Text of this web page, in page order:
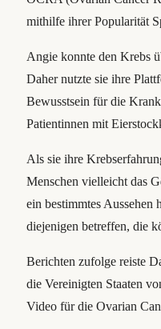
mithilfe ihrer Popularität
Angie konnte den Krebs
Daher nutzte sie ihre
Bewusstsein für die
Patientinnen mit
Als sie ihre
Menschen vielleicht das
ein bestimmtes Aussehen
diejenigen betreffen, die
Berichten zufolge reiste
die Vereinigten Staaten
Video für die Ovarian